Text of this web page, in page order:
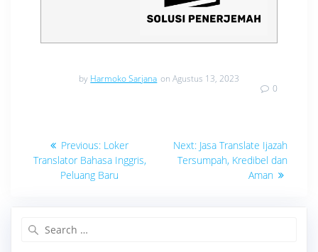
by Harmoko Sarjana on Agustus 13, 2023
0
Navigasi
pos
Previous: Previous
post:
Loker
Translator Bahasa Inggris,
Peluang Baru
Next: Next
post:
Jasa Translate Ijazah
Tersumpah, Kredibel dan
Aman